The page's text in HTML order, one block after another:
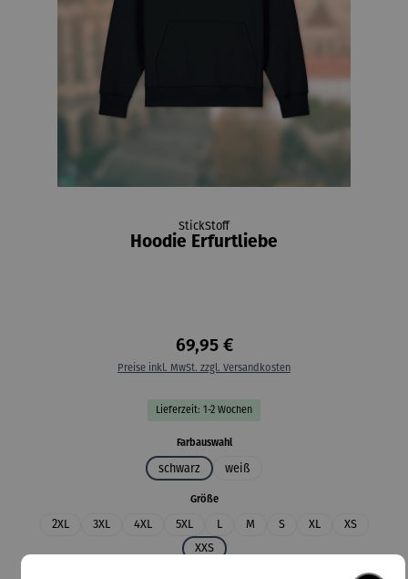
StickStoff
Hoodie Erfurtliebe
69,95 €
Preise inkl. MwSt. zzgl. Versandkosten
Lieferzeit: 1-2 Wochen
Farbauswahlauswählen
schwarz weiß
Größeauswählen
2XL 3XL 4XL 5XL L M S XL
XS
XXS